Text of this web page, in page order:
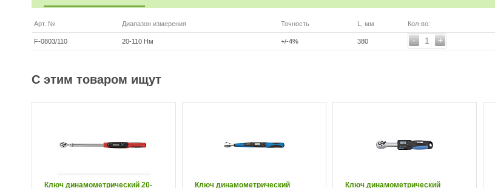
Арт. № Диапазон измерения Точность L, мм Кол-во:
F-0803/110 20-110 Нм +/-4% 380 +
- 1
С этим товаром ищут
Ключ динамометрический 20-
Ключ динамометрический
Ключ динамометрический